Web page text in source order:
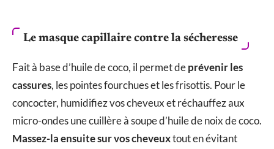
Le masque capillaire contre la sécheresse
Fait à base d’huile de coco, il permet deprévenir les
cassures, les pointes fourchues et les frisottis. Pour le
concocter, humidifiez vos cheveux et réchauffez aux
micro-ondes une cuillère à soupe d’huile de noix de coco.
Massez-la ensuite sur vos cheveuxtout en évitant